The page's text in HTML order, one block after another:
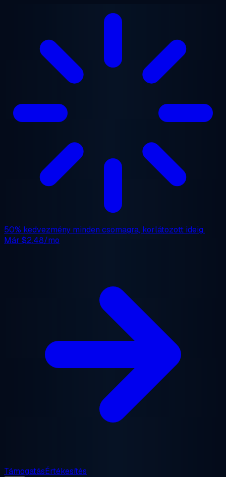
50% kedvezmény minden csomagra, korlátozott ideig.
Már $2.48/mo
TámogatásÉrtékesítés